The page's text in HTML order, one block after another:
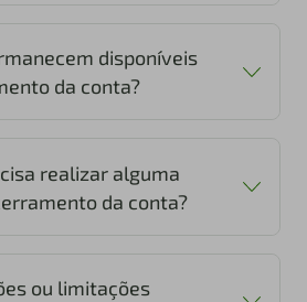
disponíveis
da conta?
realizar alguma
da conta?
ou limitações